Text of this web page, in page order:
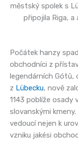
městský spolek s
připojila Riga, a
Počátek hanzy
obchodníci z
legendárních
z Lübecku, nově
1143 poblíže osady
slovanskými
vedoucí nejen k
vzniku jakési